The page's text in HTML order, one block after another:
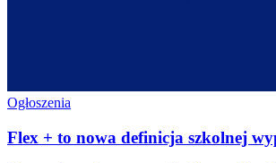
Ogłoszenia
Flex + to nowa definicja szkolnej